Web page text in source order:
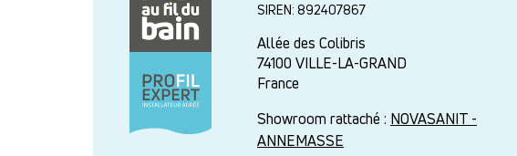
SIREN: 892407867
Allée des Colibris
74100 VILLE-LA-GRAND
France
Showroom rattaché : NOVASANIT -
ANNEMASSE